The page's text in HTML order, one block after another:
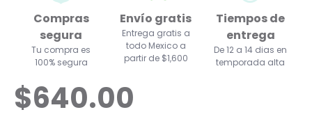
Compras
segura
Tu compra es
100% segura
Envío gratis
Entrega gratis a
todo Mexico a
partir de $1,600
Tiempos de
entrega
De 12 a 14 dias en
temporada alta
$640.00